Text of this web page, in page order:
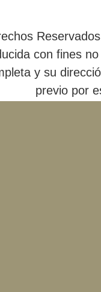
con fines
y su
previo por